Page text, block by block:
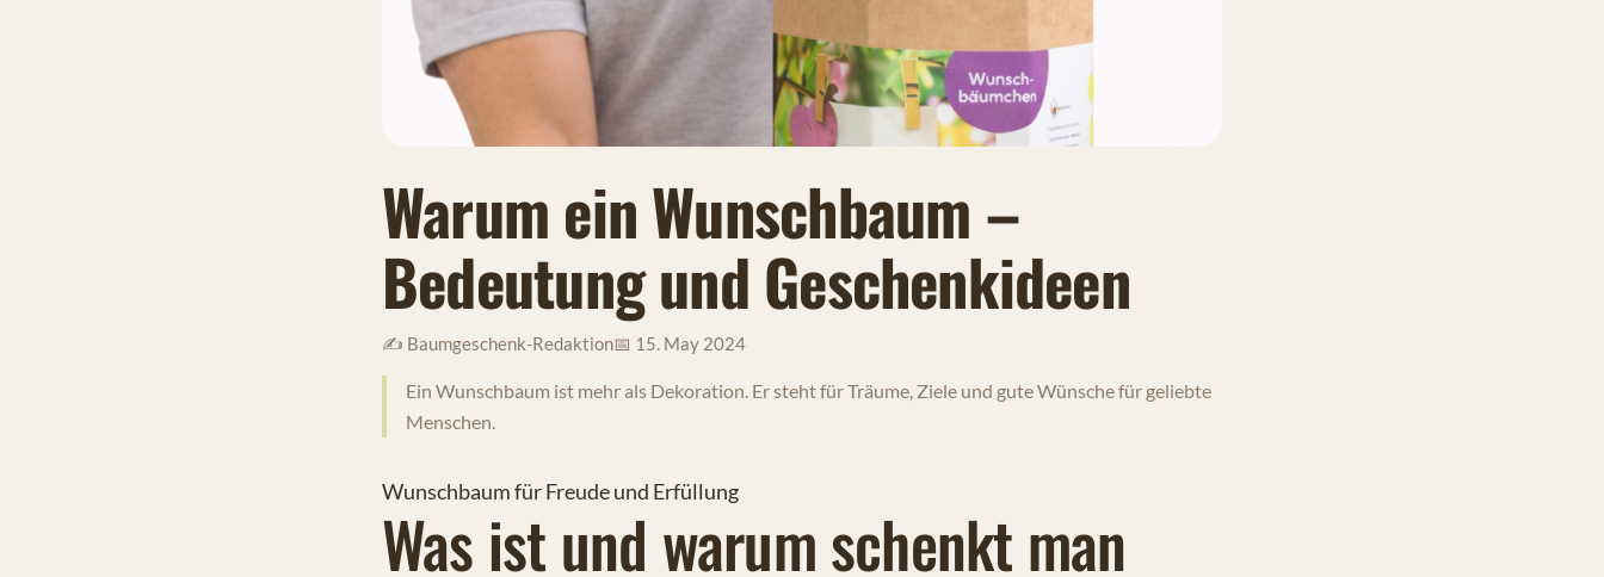
Warum ein Wunschbaum –
Bedeutung und Geschenkideen
✍️ Baumgeschenk-Redaktion📅 15. May 2024
Ein Wunschbaum ist mehr als Dekoration. Er steht für Träume, Ziele und gute Wünsche für geliebte
Menschen.
Wunschbaum für Freude und Erfüllung
Was ist und warum schenkt man